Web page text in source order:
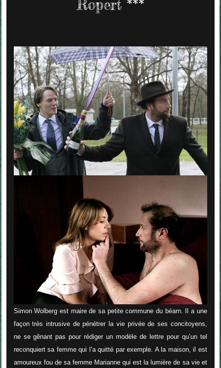
Ropert ***
Simon Wolberg est maire de sa petite commune du béarn. Il a une
façon très intrusive de pénétrer la vie privée de ses concitoyens,
ne se gênant pas pour rédiger un modèle de lettre pour qu’un tel
reconquiert sa femme qui l’a quitté par exemple. A la maison, il est
amoureux fou de sa femme Marianne qui est la lumière de sa vie et